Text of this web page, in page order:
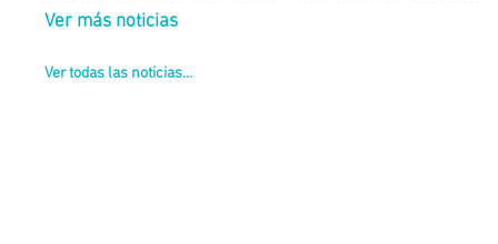
Ver más noticias
Ver todas las noticias...